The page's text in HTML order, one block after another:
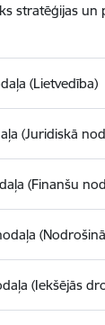
stratēģijas un
(Lietvedība)
(Juridiskā
(Finanšu
(Iekšējās